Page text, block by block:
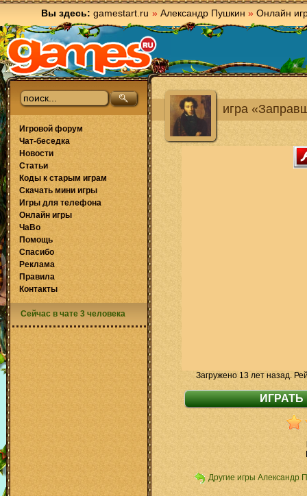
Вы здесь: gamestart.ru » Александр Пушкин » Онлайн
игра
Загружено 13 лет назад.
Другие игры Александр
Игровой форум
Чат-беседка
Новости
Статьи
Коды к старым играм
Скачать мини игры
Игры для телефона
Онлайн игры
ЧаВо
Помощь
Спасибо
Реклама
Правила
Контакты
Сейчас в чате 3 человека